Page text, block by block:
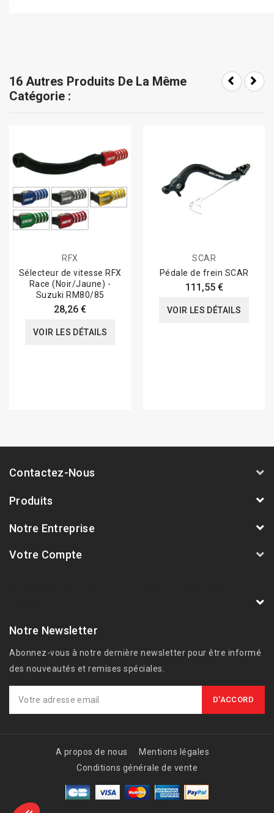
16 Autres Produits De La Même
Catégorie :
RFX
Sélecteur de vitesse RFX
Race (Noir/Jaune) -
Suzuki RM80/85
28,26 €
VOIR LES DÉTAILS
SCAR
Pédale de frein SCAR
111,55 €
VOIR LES DÉTAILS
Contactez-Nous
Produits
Notre Entreprise
Votre Compte
Notre Newsletter
Abonnez-vous à notre dernière newsletter pour être informé
des nouveautés et remises spéciales.
A propos de nous
Mentions légales
Conditions générale de vente